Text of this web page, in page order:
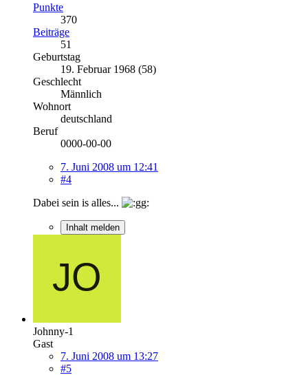
Punkte
370
Beiträge
51
Geburtstag
19. Februar 1968 (58)
Geschlecht
Männlich
Wohnort
deutschland
Beruf
0000-00-00
7. Juni 2008 um 12:41
#4
Dabei sein is alles...
Inhalt melden
Johnny-1
Gast
7. Juni 2008 um 13:27
#5